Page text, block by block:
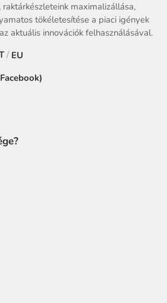
maximalizállása,
tökéletesítése a piaci igények
aktuális innovációk felhasználásával.
/ EU